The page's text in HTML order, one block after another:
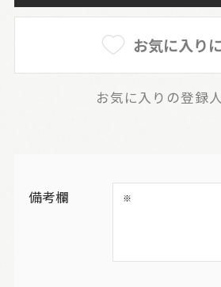
お気に入り
お気に入りの登録
備考欄